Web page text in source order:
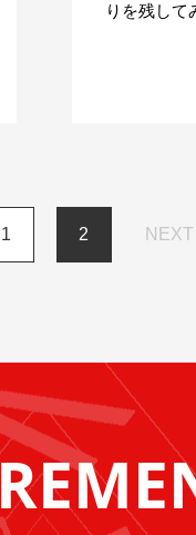
りを残して
がら、オ
果を出す
1 2